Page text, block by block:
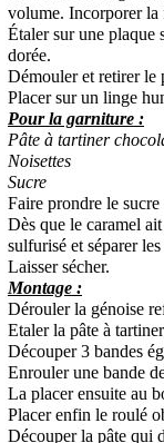
volume. Incorporer la
Étaler sur une plaque
dorée.
Démouler et retirer le
Placer sur un linge
Pour la garniture :
Pâte à tartiner
Noisettes
Sucre
Faire prondre le sucre
Dès que le caramel
sulfurisé et séparer les
Laisser sécher.
Montage :
Dérouler la génoise
Etaler la pâte à tartiner
Découper 3 bandes
Enrouler une bande
La placer ensuite au
Placer enfin le roulé
Découper la pâte qui